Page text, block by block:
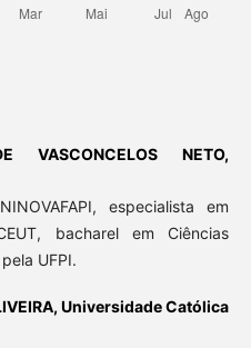
VASCONCELOS NETO,
especialista em
bacharel em Ciências
UFPI.
Universidade Católica